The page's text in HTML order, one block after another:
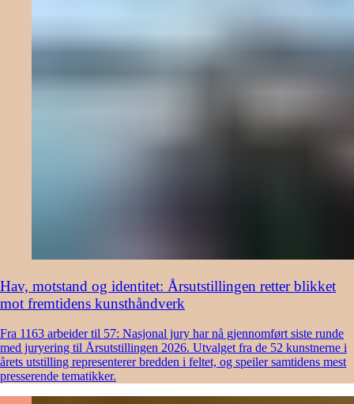
Hav, motstand og identitet: Årsutstillingen retter blikket
mot fremtidens kunsthåndverk
Fra 1163 arbeider til 57: Nasjonal jury har nå gjennomført siste runde
med juryering til Årsutstillingen 2026. Utvalget fra de 52 kunstnerne i
årets utstilling representerer bredden i feltet, og speiler samtidens mest
presserende tematikker.